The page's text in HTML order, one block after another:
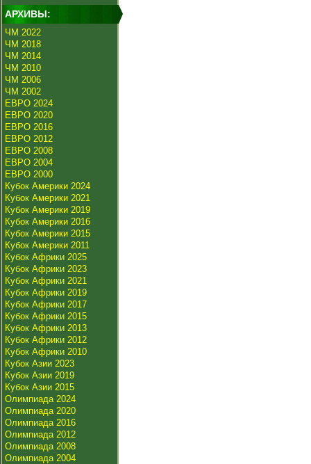
АРХИВЫ:
ЧМ 2022
ЧМ 2018
ЧМ 2014
ЧМ 2010
ЧМ 2006
ЧМ 2002
ЕВРО 2024
ЕВРО 2020
ЕВРО 2016
ЕВРО 2012
ЕВРО 2008
ЕВРО 2004
ЕВРО 2000
Кубок Америки 2024
Кубок Америки 2021
Кубок Америки 2019
Кубок Америки 2016
Кубок Америки 2015
Кубок Америки 2011
Кубок Африки 2025
Кубок Африки 2023
Кубок Африки 2021
Кубок Африки 2019
Кубок Африки 2017
Кубок Африки 2015
Кубок Африки 2013
Кубок Африки 2012
Кубок Африки 2010
Кубок Азии 2023
Кубок Азии 2019
Кубок Азии 2015
Олимпиада 2024
Олимпиада 2020
Олимпиада 2016
Олимпиада 2012
Олимпиада 2008
Олимпиада 2004